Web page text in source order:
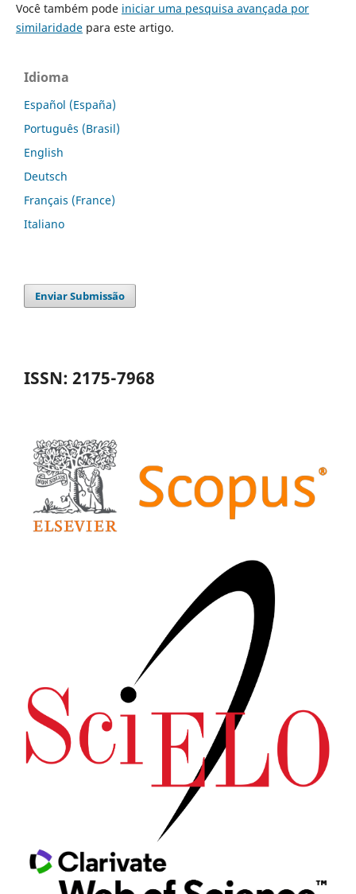
Você também pode iniciar uma pesquisa avançada por
similaridadepara este artigo.
Idioma
Español (España)
Português (Brasil)
English
Deutsch
Français (France)
Italiano
Enviar Submissão
ISSN: 2175-7968